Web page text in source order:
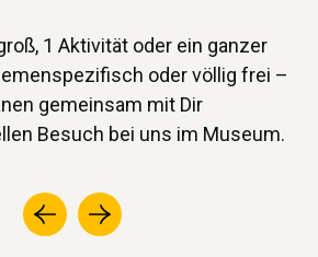
1 Aktivität oder ein ganzer
oder völlig frei –
gemeinsam mit Dir
Besuch bei uns im Museum.